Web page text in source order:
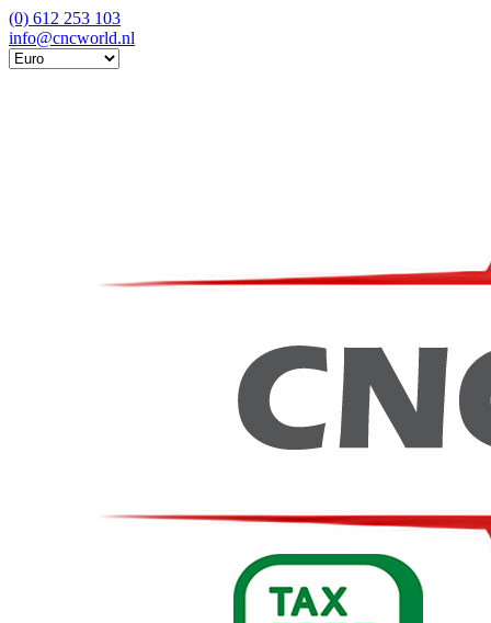
(0) 612 253 103
info@cncworld.nl